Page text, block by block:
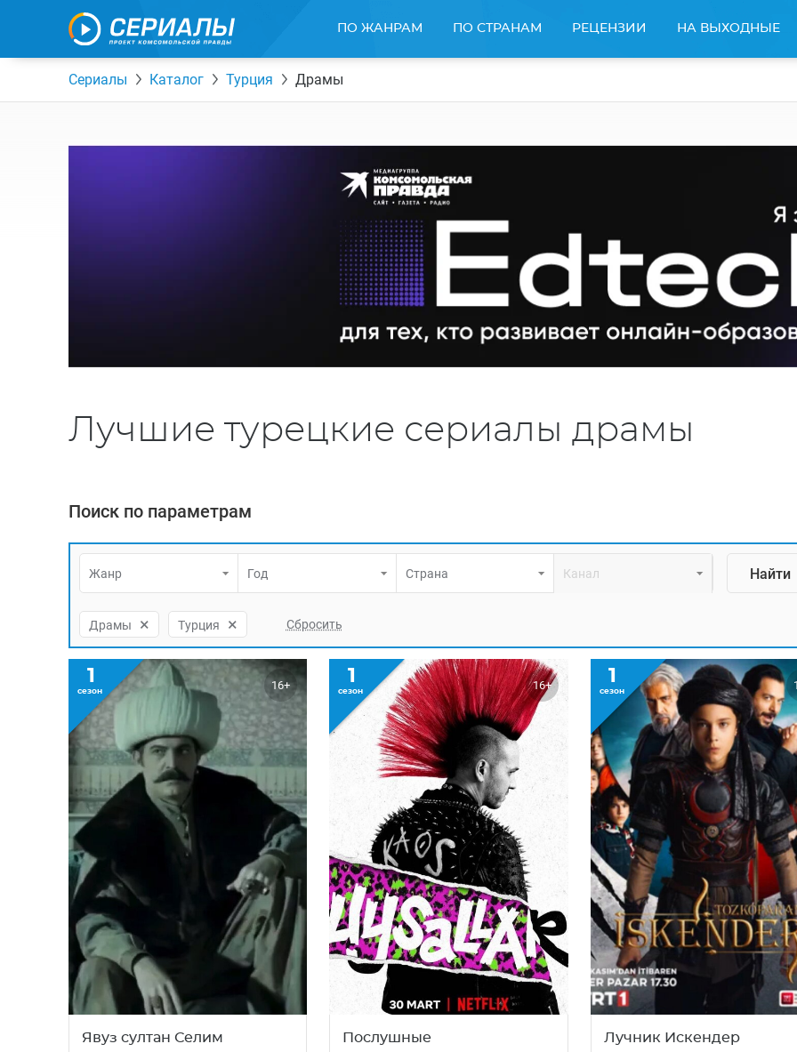
ПО ЖАНРАМ ПО СТРАНАМ РЕЦЕНЗИИ НА ВЫХОДНЫЕ
Сериалы Каталог Турция Драмы
Лучшие турецкие сериалы драмы
Поиск по параметрам
Жанр Год Страна Канал
Драмы × Турция ×
1
сезон 16+
Явуз султан Селим
1
сезон 16+
Послушные
1
сезон
Лучник Искендер